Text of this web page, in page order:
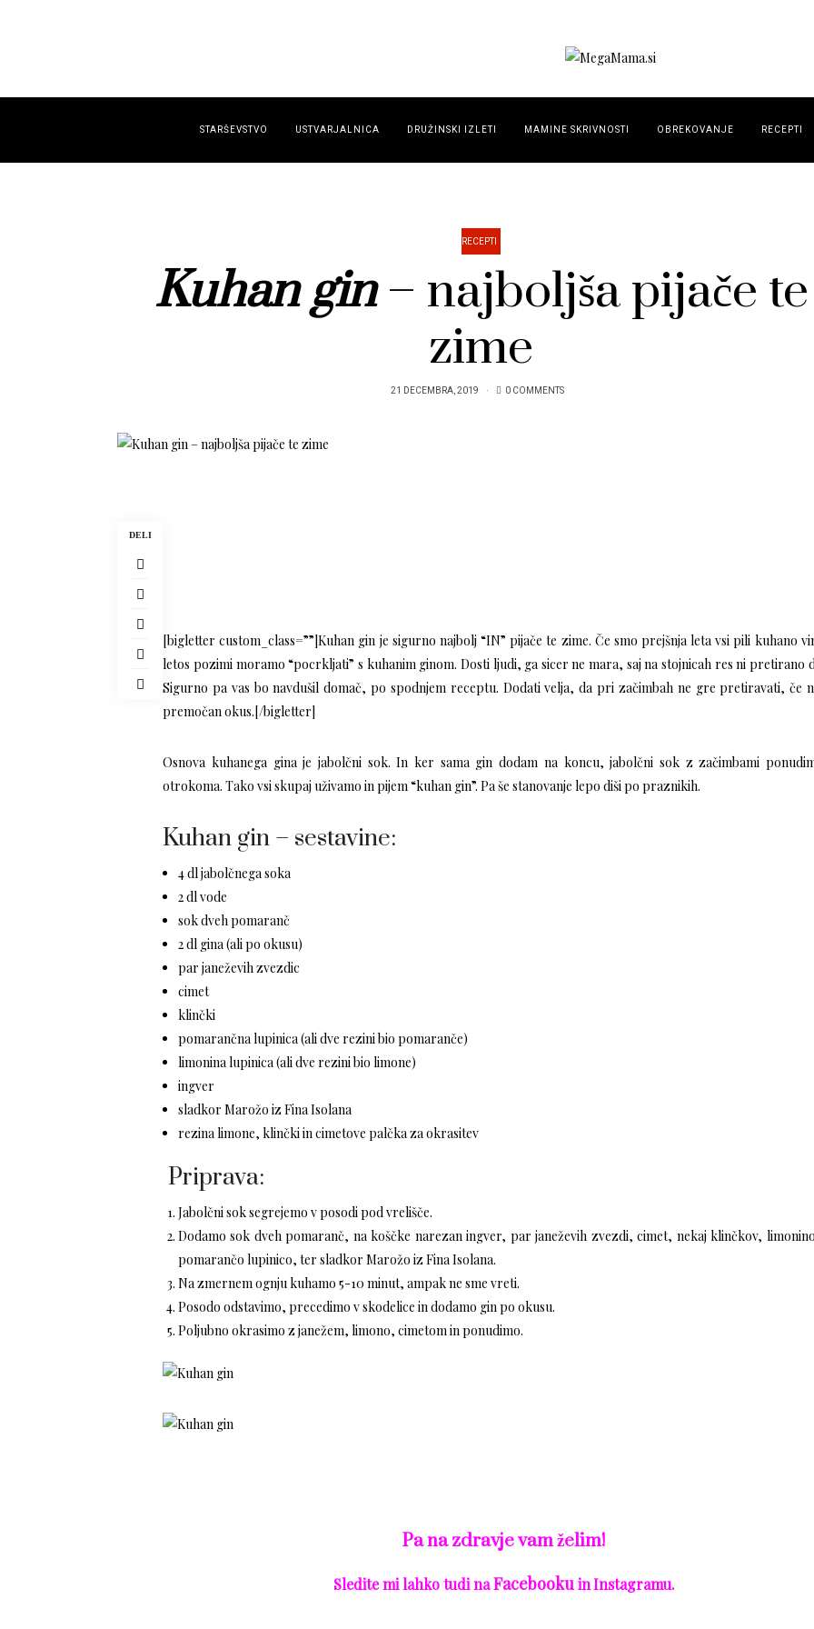
STARŠEVSTVO USTVARJALNICA DRUŽINSKI IZLETI MAMINE SKRIVNOSTI OBREKOVANJE RECEPTI
RECEPTI
Kuhan gin– najboljša pijače te
zime
21 DECEMBRA, 2019 0 COMMENTS
DELI
[bigletter custom_class=””]Kuhan gin je sigurno najbolj “IN” pijače te zime. Če smo prejšnja leta vsi pili kuhano
letos pozimi moramo “pocrkljati” s kuhanim ginom. Dosti ljudi, ga sicer ne mara, saj na stojnicah res ni pretirano
Sigurno pa vas bo navdušil domač, po spodnjem receptu. Dodati velja, da pri začimbah ne gre pretiravati, če
premočan okus.[/bigletter]
Osnova kuhanega gina je jabolčni sok. In ker sama gin dodam na koncu, jabolčni sok z začimbami
otrokoma. Tako vsi skupaj uživamo in pijem “kuhan gin”. Pa še stanovanje lepo diši po praznikih.
Kuhan gin – sestavine:
4 dl jabolčnega soka
2 dl vode
sok dveh pomaranč
2 dl gina (ali po okusu)
par janeževih zvezdic
cimet
klinčki
pomarančna lupinica (ali dve rezini bio pomaranče)
limonina lupinica (ali dve rezini bio limone)
ingver
sladkor Marožo izFina Isolana
rezina limone, klinčki in cimetove palčka za okrasitev
Priprava:
Jabolčni sok segrejemo v posodi pod vrelišče.
Dodamo sok dveh pomaranč, na koščke narezan ingver, par janeževih zvezdi, cimet, nekaj klinčkov,
pomarančo lupinico, ter sladkor Marožo izFina Isolana.
Na zmernem ognju kuhamo 5-10 minut, ampak ne sme vreti.
Posodo odstavimo, precedimo v skodelice in dodamo gin po okusu.
Poljubno okrasimo z janežem, limono, cimetom in ponudimo.
Pa na zdravje vam želim!
Sledite mi lahko tudi naFacebookuinInstagramu.